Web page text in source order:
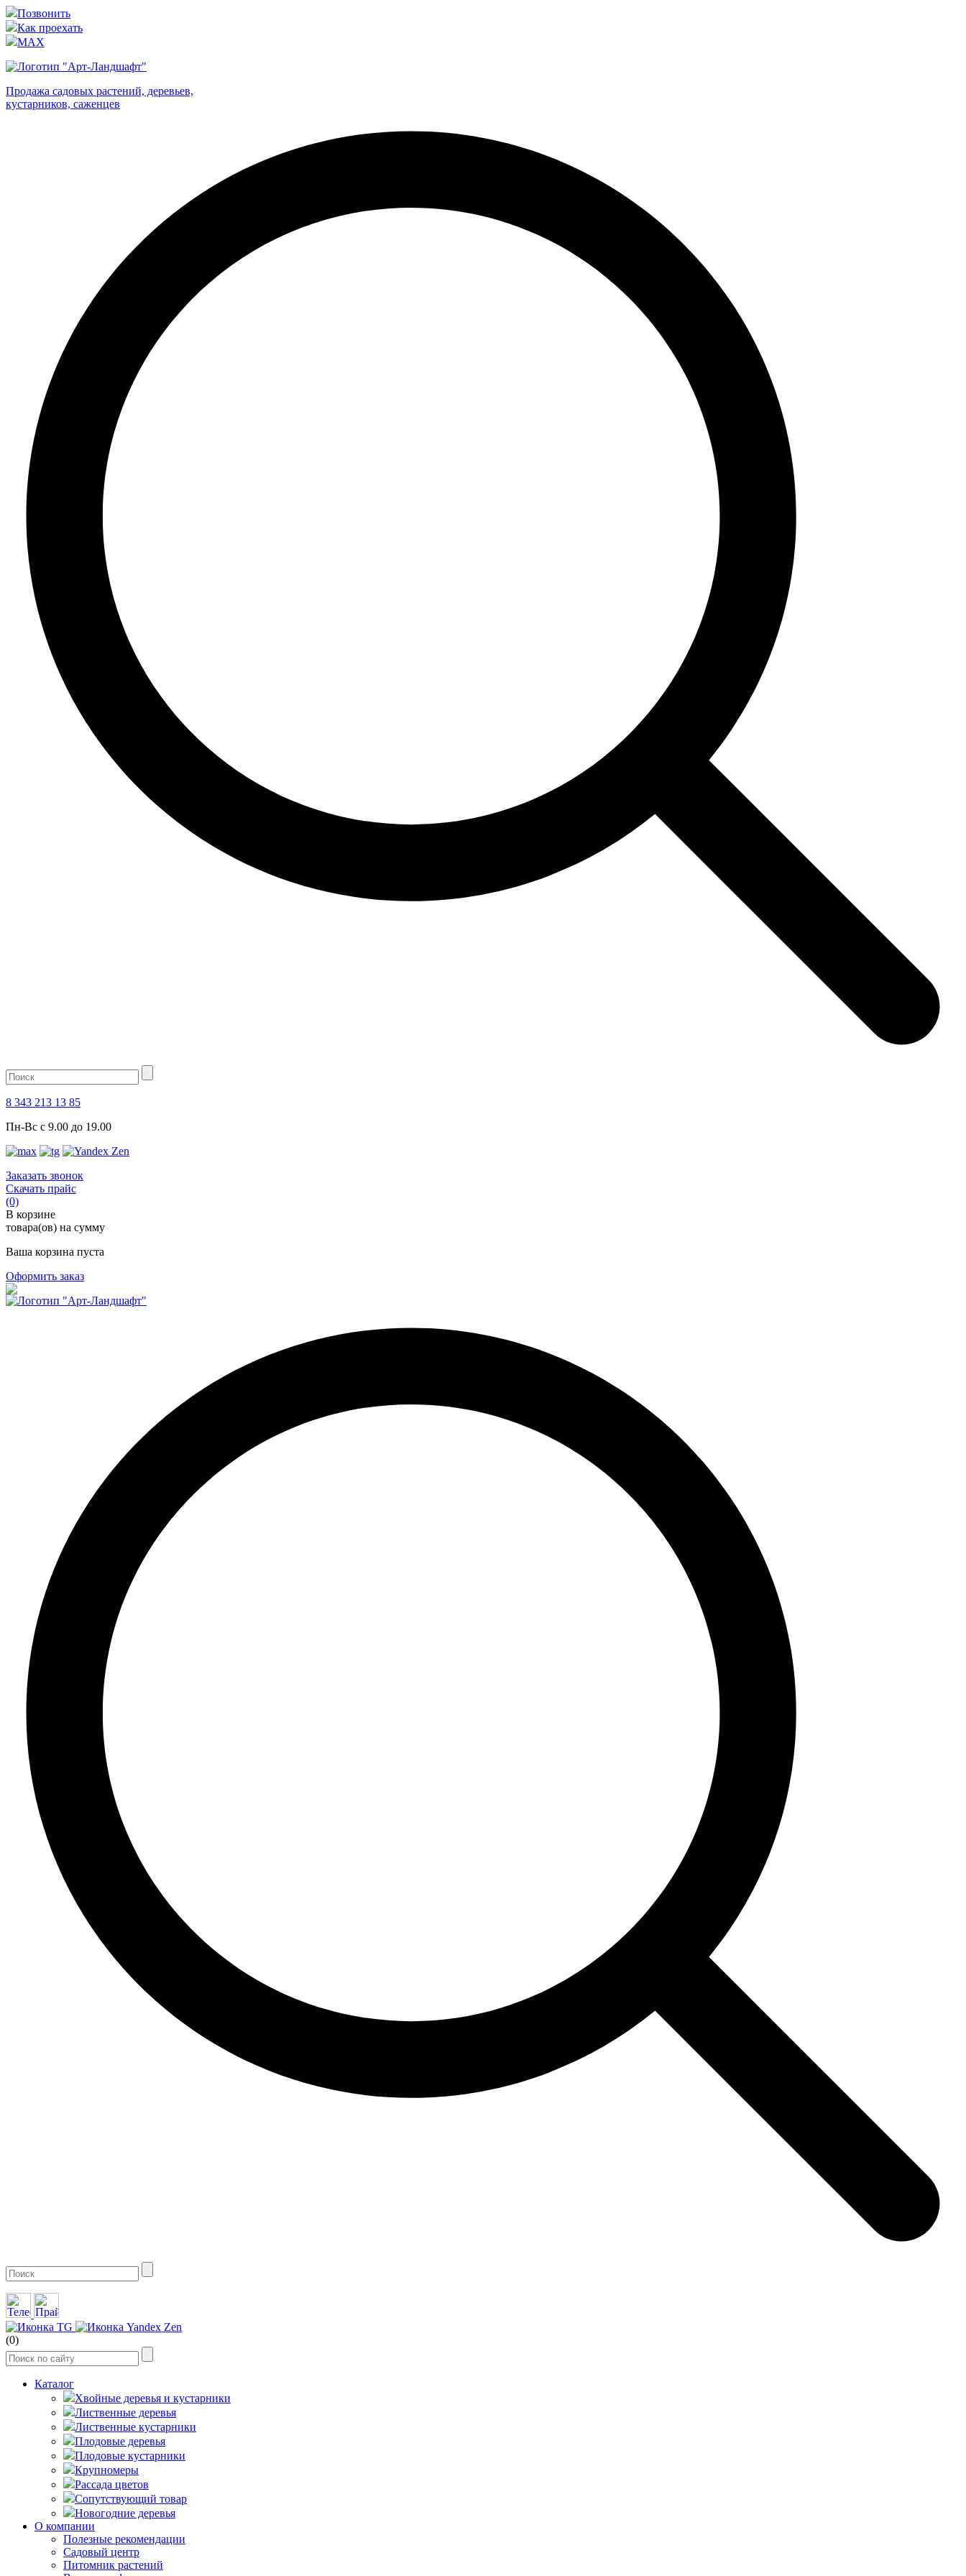
Позвонить
Как проехать
MAX
Продажа садовых растений, деревьев,
кустарников, саженцев
8 343 213 13 85
Пн-Вс с 9.00 до 19.00
Заказать звонок
Скачать прайс
(0)
В корзине
товара(ов) на сумму
Ваша корзина пуста
Оформить заказ
(0)
Каталог
Хвойные деревья и кустарники
Лиственные деревья
Лиственные кустарники
Плодовые деревья
Плодовые кустарники
Крупномеры
Рассада цветов
Сопутствующий товар
Новогодние деревья
О компании
Полезные рекомендации
Садовый центр
Питомник растений